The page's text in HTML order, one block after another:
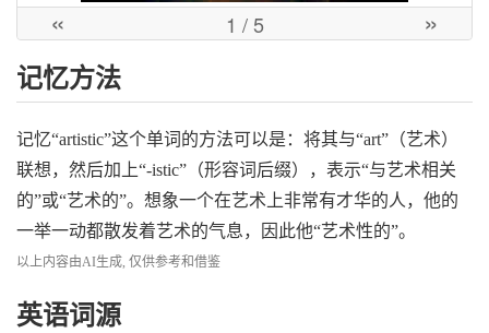
« 1 / 5 »
记忆方法
记忆“artistic”这个单词的方法可以是：将其与“art”（艺术）
联想，然后加上“-istic”（形容词后缀），表示“与艺术相关
的”或“艺术的”。想象一个在艺术上非常有才华的人，他的
一举一动都散发着艺术的气息，因此他“艺术性的”。
以上内容由AI生成, 仅供参考和借鉴
英语词源